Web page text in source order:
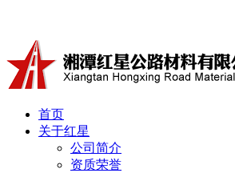
首页
关于红星
公司简介
资质荣誉